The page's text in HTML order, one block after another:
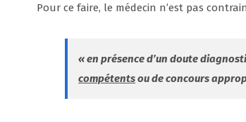
Pour ce faire, le médecin n’est pas
« en présence d’un doute
compétentsou de concours